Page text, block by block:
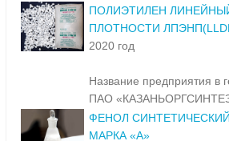
ПОЛИЭТИЛЕН
ПЛОТНОСТИ
2020 год
Название предприятия в
ПАО
ФЕНОЛ
МАРКА «А»